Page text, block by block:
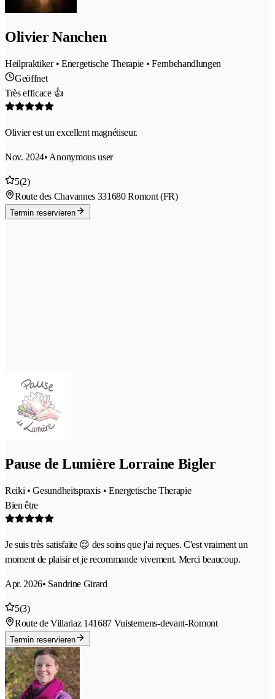
Olivier Nanchen
Heilpraktiker • Energetische Therapie • Fernbehandlungen
Geöffnet
Très efficace 👍
Olivier est un excellent magnétiseur.
Nov. 2024• Anonymous user
5(2)
Route des Chavannes 331680 Romont (FR)
Termin reservieren
Pause de Lumière Lorraine Bigler
Reiki • Gesundheitspraxis • Energetische Therapie
Bien être
Je suis très satisfaite 😌 des soins que j'ai reçues. C'est vraiment un
moment de plaisir et je recommande vivement. Merci beaucoup.
Apr. 2026• Sandrine Girard
5(3)
Route de Villariaz 141687 Vuisternens-devant-Romont
Termin reservieren